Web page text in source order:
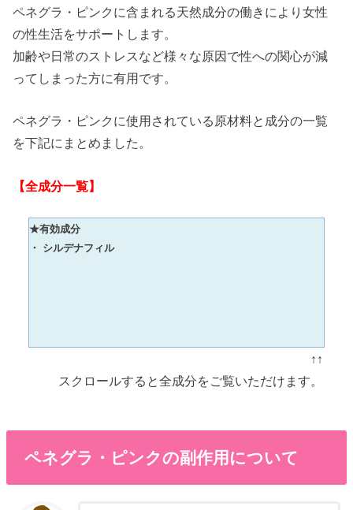
ペネグラ・ピンクに含まれる天然成分の働きにより女性
の性生活をサポートします。
加齢や日常のストレスなど様々な原因で性への関心が減
ってしまった方に有用です。
ペネグラ・ピンクに使用されている原材料と成分の一覧
を下記にまとめました。
【全成分一覧】
★有効成分
・ シルデナフィル
↑↑
スクロールすると全成分をご覧いただけます。
ペネグラ・ピンクの副作用について